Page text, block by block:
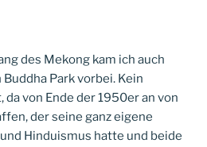
des Mekong kam ich auch
Park vorbei. Kein
von Ende der 1950er an von
der seine ganz eigene
Hinduismus hatte und beide